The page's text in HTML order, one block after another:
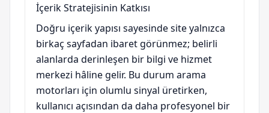
İçerik Stratejisinin Katkısı
Doğru içerik yapısı sayesinde site yalnızca
birkaç sayfadan ibaret görünmez; belirli
alanlarda derinleşen bir bilgi ve hizmet
merkezi hâline gelir. Bu durum arama
motorları için olumlu sinyal üretirken,
kullanıcı açısından da daha profesyonel bir